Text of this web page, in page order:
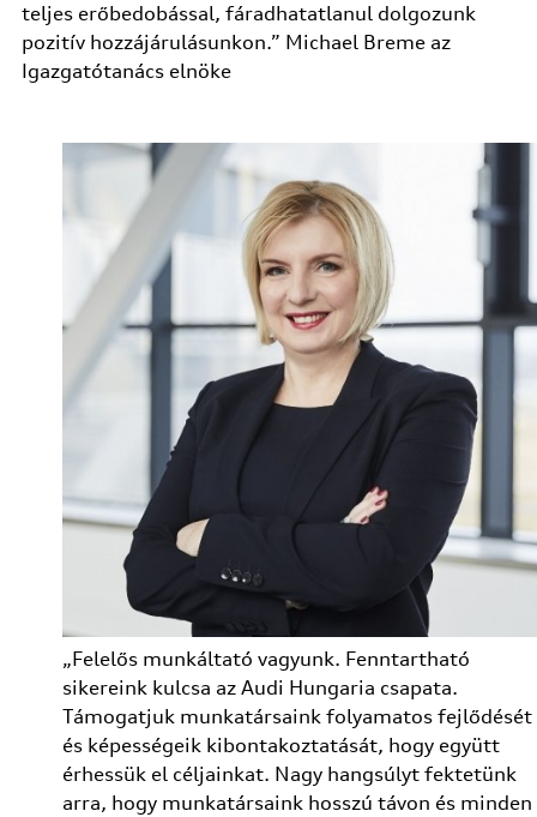
teljes erőbedobással, fáradhatatlanul dolgozunk
pozitív hozzájárulásunkon.” Michael Breme az
Igazgatótanács elnöke
„Felelős munkáltató vagyunk. Fenntartható
sikereink kulcsa az Audi Hungaria csapata.
Támogatjuk munkatársaink folyamatos fejlődését
és képességeik kibontakoztatását, hogy együtt
érhessük el céljainkat. Nagy hangsúlyt fektetünk
arra, hogy munkatársaink hosszú távon és minden